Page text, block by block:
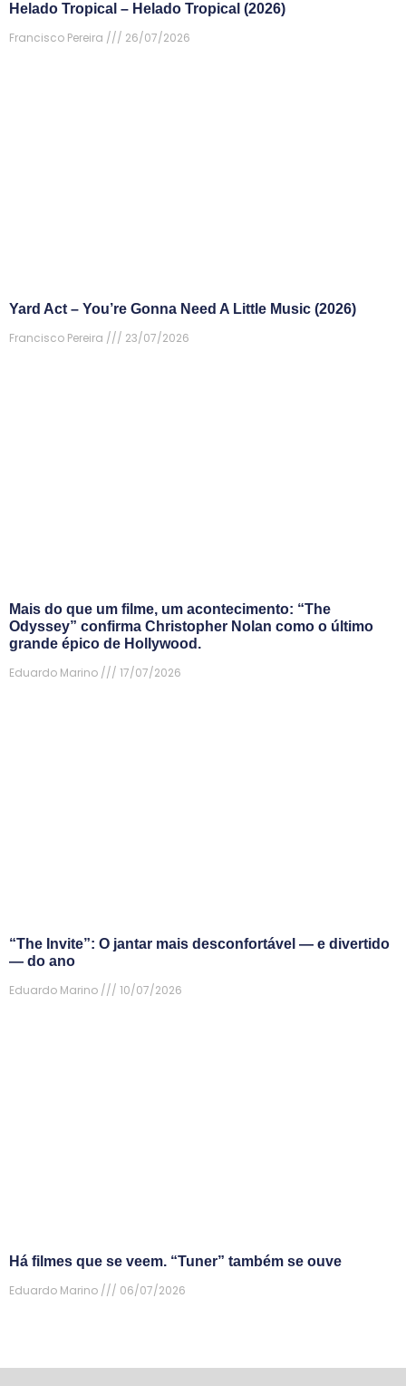
Helado Tropical – Helado Tropical (2026)
Francisco Pereira
26/07/2026
Yard Act – You’re Gonna Need A Little Music (2026)
Francisco Pereira
23/07/2026
Mais do que um filme, um acontecimento: “The
Odyssey” confirma Christopher Nolan como o último
grande épico de Hollywood.
Eduardo Marino
17/07/2026
“The Invite”: O jantar mais desconfortável — e divertido
— do ano
Eduardo Marino
10/07/2026
Há filmes que se veem. “Tuner” também se ouve
Eduardo Marino
06/07/2026